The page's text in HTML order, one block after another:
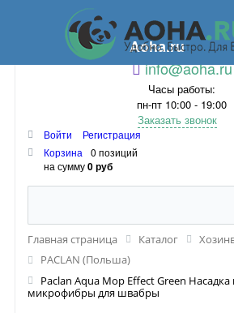
Aoha.ru
info@aoha.ru
Часы работы:
пн-пт 10:00 - 19:00
Заказать звонок
Войти
Регистрация
Корзина
0 позиций
на сумму0 руб
Главная страница Каталог
PACLAN (Польша)
Paclan Aqua Mop Effect Green Насадка
микрофибры для швабры